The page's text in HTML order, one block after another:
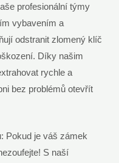
profesionální týmy
vybavením a
odstranit zlomený klíč
Díky našim
rychle a
bez problémů otevřít
Pokud je váš zámek
S naší